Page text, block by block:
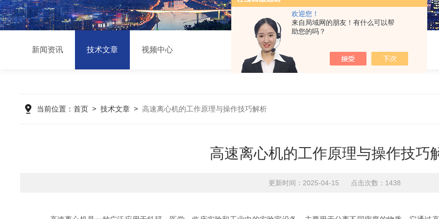
欢迎您！
来自局域网的朋友！有什么可以帮
助您的吗？
新闻资讯 技术文章 视频中心
当前位置： 首页> 技术文章> 高速离心机的工作原理与操作技巧解析
高速离心机的工作原理与操作技巧
更新时间：2025-04-15 点击次数：1438